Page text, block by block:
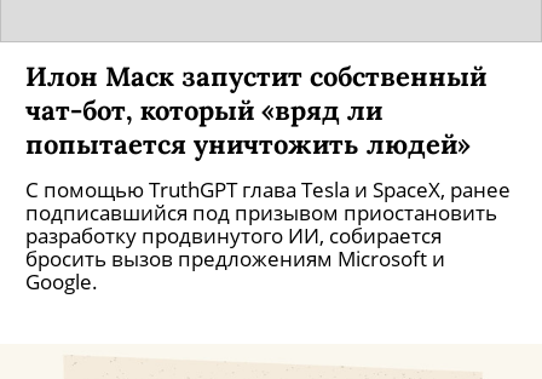
Илон Маск запустит собственный
чат-бот, который «вряд ли
попытается уничтожить людей»
С помощью TruthGPT глава Tesla и SpaceX, ранее
подписавшийся под призывом приостановить
разработку продвинутого ИИ, собирается
бросить вызов предложениям Microsoft и
Google.